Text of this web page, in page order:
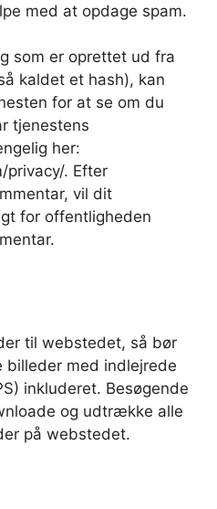
med at opdage spam.
som er oprettet ud fra
kaldet et hash), kan
for at se om du
tjenestens
her:
. Efter
vil dit
for offentligheden
til webstedet, så bør
billeder med indlejrede
inkluderet. Besøgende
og udtrække alle
på webstedet.